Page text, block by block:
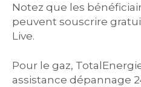
Notez que les
peuvent souscrire
Live.
Pour le gaz,
assistance dépannage